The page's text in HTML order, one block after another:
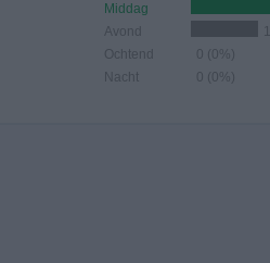
Middag
Avond
Ochtend
0 (0%)
Nacht
0 (0%)